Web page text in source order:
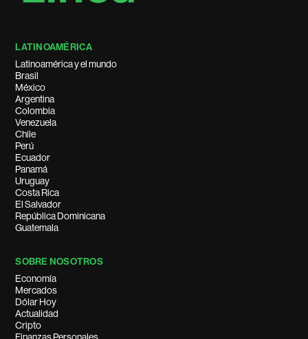
LATINOAMÉRICA
Latinoamérica y el mundo
Brasil
México
Argentina
Colombia
Venezuela
Chile
Perú
Ecuador
Panamá
Uruguay
Costa Rica
El Salvador
República Dominicana
Guatemala
SOBRE NOSOTROS
Economía
Mercados
Dólar Hoy
Actualidad
Cripto